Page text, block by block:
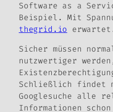
Software as a
Beispiel. Mit
thegrid.io
Sicher müssen
nutzwertiger
Schließlich findet
Googlesuche alle
Informationen